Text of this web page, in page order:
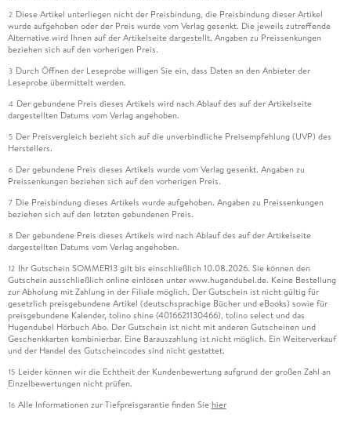
2 Diese Artikel unterliegen nicht der Preisbindung, die Preisbindung dieser Artikel
wurde aufgehoben oder der Preis wurde vom Verlag gesenkt. Die jeweils zutreffende
Alternative wird Ihnen auf der Artikelseite dargestellt. Angaben zu Preissenkungen
beziehen sich auf den vorherigen Preis.
3 Durch Öffnen der Leseprobe willigen Sie ein, dass Daten an den Anbieter der
Leseprobe übermittelt werden.
4 Der gebundene Preis dieses Artikels wird nach Ablauf des auf der Artikelseite
dargestellten Datums vom Verlag angehoben.
5 Der Preisvergleich bezieht sich auf die unverbindliche Preisempfehlung (UVP) des
Herstellers.
6 Der gebundene Preis dieses Artikels wurde vom Verlag gesenkt. Angaben zu
Preissenkungen beziehen sich auf den vorherigen Preis.
7 Die Preisbindung dieses Artikels wurde aufgehoben. Angaben zu Preissenkungen
beziehen sich auf den letzten gebundenen Preis.
8 Der gebundene Preis dieses Artikels wird nach Ablauf des auf der Artikelseite
dargestellten Datums vom Verlag angehoben.
12 Ihr Gutschein SOMMER13 gilt bis einschließlich 10.08.2026. Sie können den
Gutschein ausschließlich online einlösen unter www.hugendubel.de. Keine Bestellung
zur Abholung mit Zahlung in der Filiale möglich. Der Gutschein ist nicht gültig für
gesetzlich preisgebundene Artikel (deutschsprachige Bücher und eBooks) sowie für
preisgebundene Kalender, tolino shine (4016621130466), tolino select und das
Hugendubel Hörbuch Abo. Der Gutschein ist nicht mit anderen Gutscheinen und
Geschenkkarten kombinierbar. Eine Barauszahlung ist nicht möglich. Ein Weiterverkauf
und der Handel des Gutscheincodes sind nicht gestattet.
15 Leider können wir die Echtheit der Kundenbewertung aufgrund der großen Zahl an
Einzelbewertungen nicht prüfen.
16 Alle Informationen zur Tiefpreisgarantie finden Sie hier